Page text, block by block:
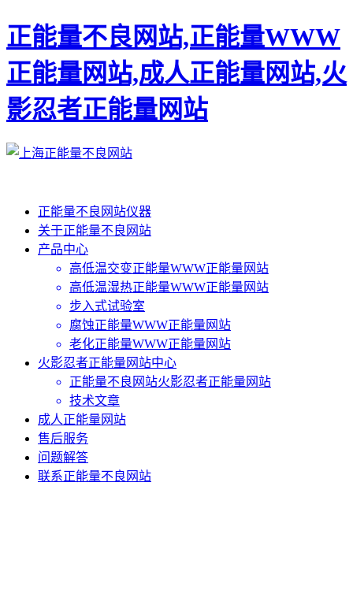
正能量不良网站,正能量WWW
正能量网站,成人正能量网站,火
影忍者正能量网站
正能量不良网站仪器
关于正能量不良网站
产品中心
高低温交变正能量WWW正能量网站
高低温湿热正能量WWW正能量网站
步入式试验室
腐蚀正能量WWW正能量网站
老化正能量WWW正能量网站
火影忍者正能量网站中心
正能量不良网站火影忍者正能量网站
技术文章
成人正能量网站
售后服务
问题解答
联系正能量不良网站